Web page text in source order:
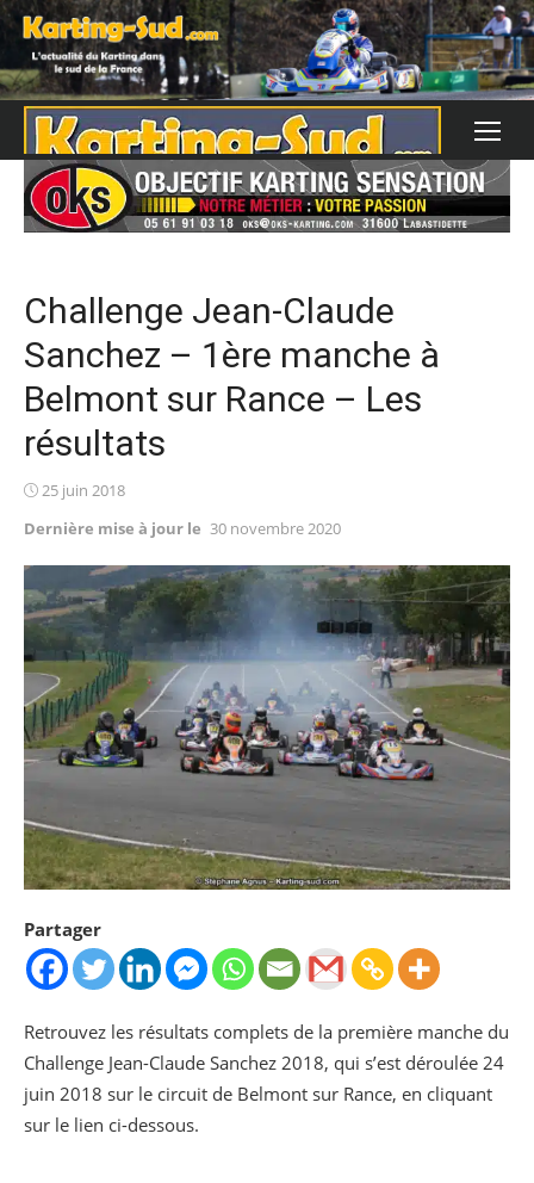
Skip
content
Challenge Jean-Claude
Sanchez – 1ère manche à
Belmont sur Rance – Les
résultats
Posted
25 juin 2018
Dernière mise à jour le 30 novembre 2020
Partager
Retrouvez les résultats complets de la première manche du
Challenge Jean-Claude Sanchez 2018, qui s’est déroulée 24
juin 2018 sur le circuit de Belmont sur Rance, en cliquant
sur le lien ci-dessous.